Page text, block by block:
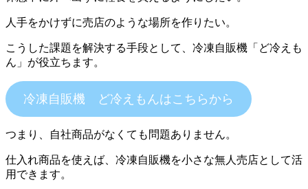
人手をかけずに売店のような場所を作りたい。
こうした課題を解決する手段として、冷凍自販機「ど冷えも
ん」が役立ちます。
冷凍自販機 ど冷えもんはこちらから
つまり、自社商品がなくても問題ありません。
仕入れ商品を使えば、冷凍自販機を小さな無人売店として活
用できます。